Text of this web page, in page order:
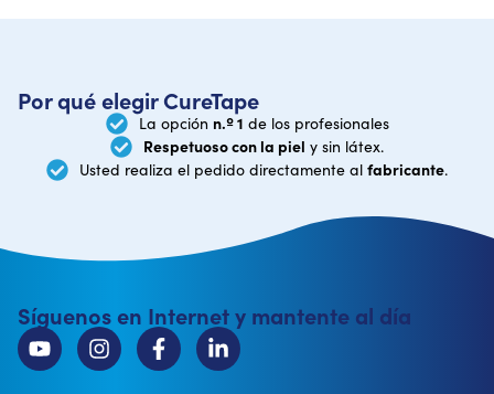
Por qué elegir CureTape
La opción n.º 1 de los profesionales
Respetuoso con la piel y sin látex.
Usted realiza el pedido directamente al fabricante.
Síguenos en Internet y mantente al día